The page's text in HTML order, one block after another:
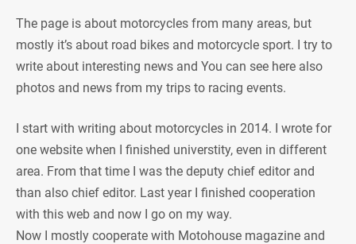
The page is about motorcycles from many areas, but
mostly it’s about road bikes and motorcycle sport. I try to
write about interesting news and You can see here also
photos and news from my trips to racing events.
I start with writing about motorcycles in 2014. I wrote for
one website when I finished universtity, even in different
area. From that time I was the deputy chief editor and
than also chief editor. Last year I finished cooperation
with this web and now I go on my way.
Now I mostly cooperate with Motohouse magazine and